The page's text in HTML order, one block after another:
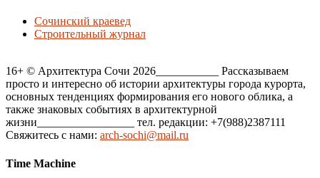
Сочинский краевед
Строительный журнал
16+ © Архитектура Сочи 2026___________ Рассказываем
просто и интересно об истории архитектуры города курорта,
основных тенденциях формирования его нового облика, а
также знаковых событиях в архитектурной
жизни_________________ тел. редакции: +7(988)2387111
Свяжитесь с нами: arch-sochi@mail.ru
Time Machine